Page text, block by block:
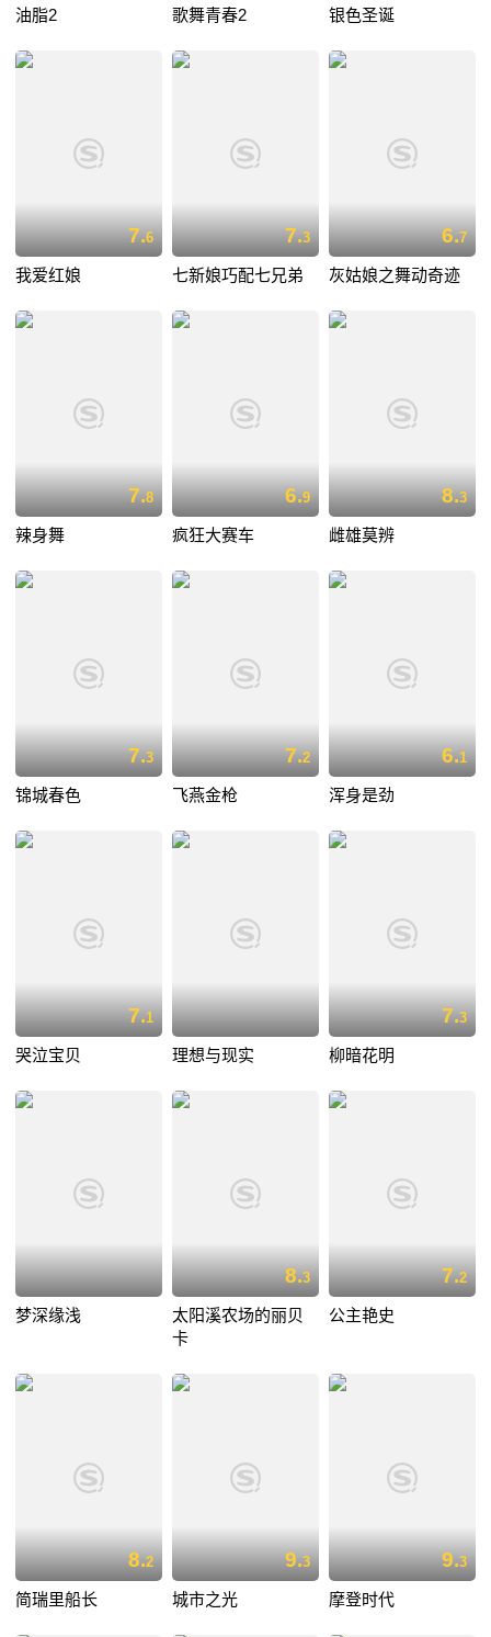
油脂2 歌舞青春2 银色圣诞
7.6
我爱红娘
7.3
七新娘巧配七兄弟
6.7
灰姑娘之舞动奇迹
7.8
辣身舞
6.9
疯狂大赛车
8.3
雌雄莫辨
7.3
锦城春色
7.2
飞燕金枪
6.1
浑身是劲
7.1
哭泣宝贝 理想与现实
7.3
柳暗花明
梦深缘浅
8.3
太阳溪农场的丽贝
卡
7.2
公主艳史
8.2
简瑞里船长
9.3
城市之光
9.3
摩登时代